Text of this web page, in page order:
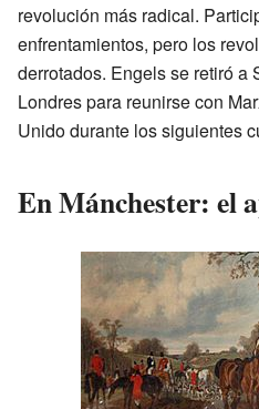
revolución más radical.
enfrentamientos, pero los
derrotados. Engels se retiró a
Londres para reunirse con
Unido durante los siguientes
En Mánchester: el